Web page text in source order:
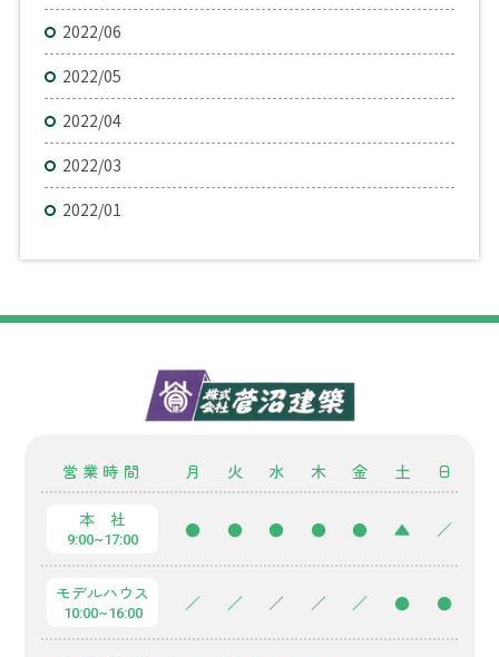
2022/06
2022/05
2022/04
2022/03
2022/01
営業時間 月 火 水 木 金 土 日
本 社
9:00~17:00 ● ● ● ● ● ▲ ／
モデルハウス
10:00~16:00 ／ ／ ／ ／ ／ ● ●